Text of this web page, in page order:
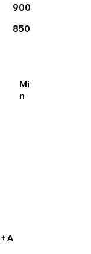
850
900
Mi
n
+A